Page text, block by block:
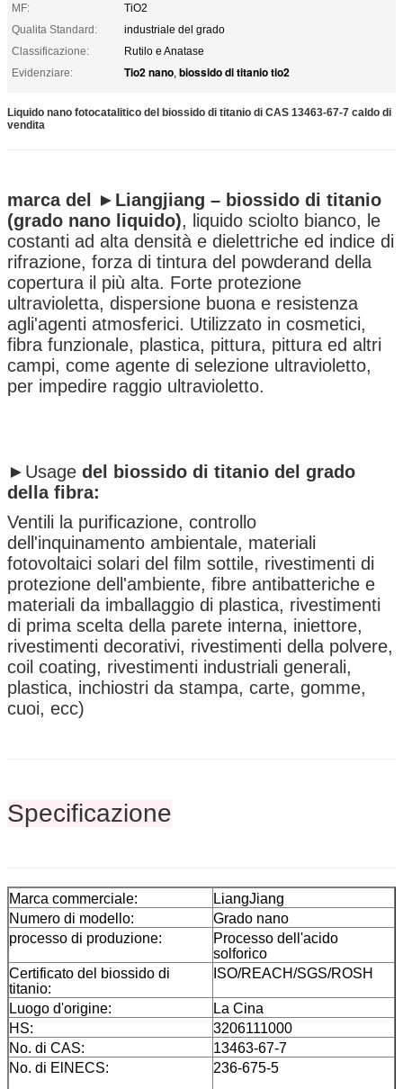
MF:
TiO2
Qualita Standard:
industriale del grado
Classificazione:
Rutilo e Anatase
Evidenziare:
Tio2 nano, biossido di titanio tio2
Liquido nano fotocatalitico del biossido di titanio di CAS 13463-67-7 caldo di
vendita
marca del ►Liangjiang – biossido di titanio
(grado nano liquido), liquido sciolto bianco, le
costanti ad alta densità e dielettriche ed indice di
rifrazione, forza di tintura del powderand della
copertura il più alta. Forte protezione
ultravioletta, dispersione buona e resistenza
agli'agenti atmosferici. Utilizzato in cosmetici,
fibra funzionale, plastica, pittura, pittura ed altri
campi, come agente di selezione ultravioletto,
per impedire raggio ultravioletto.
►Usage del biossido di titanio del grado
della fibra:
Ventili la purificazione, controllo
dell'inquinamento ambientale, materiali
fotovoltaici solari del film sottile, rivestimenti di
protezione dell'ambiente, fibre antibatteriche e
materiali da imballaggio di plastica, rivestimenti
di prima scelta della parete interna, iniettore,
rivestimenti decorativi, rivestimenti della polvere,
coil coating, rivestimenti industriali generali,
plastica, inchiostri da stampa, carte, gomme,
cuoi, ecc)
Specificazione
Marca commerciale:
LiangJiang
Numero di modello:
Grado nano
processo di produzione:
Processo dell'acido
solforico
Certificato del biossido di
titanio:
ISO/REACH/SGS/ROSH
Luogo d'origine:
La Cina
HS:
3206111000
No. di CAS:
13463-67-7
No. di ElNECS:
236-675-5